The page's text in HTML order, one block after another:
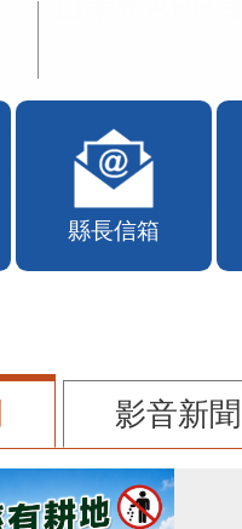
縣長信箱
影音新聞